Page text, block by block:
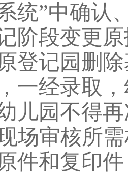
统”中确认
阶段变更
登记园删除
一经录取
儿园不得
场审核所
件和复印